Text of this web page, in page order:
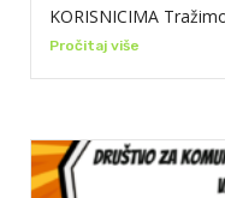
KORISNICIMA
Pročitaj više